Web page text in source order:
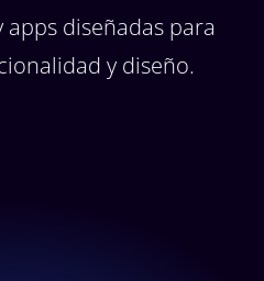
apps diseñadas para
y diseño.